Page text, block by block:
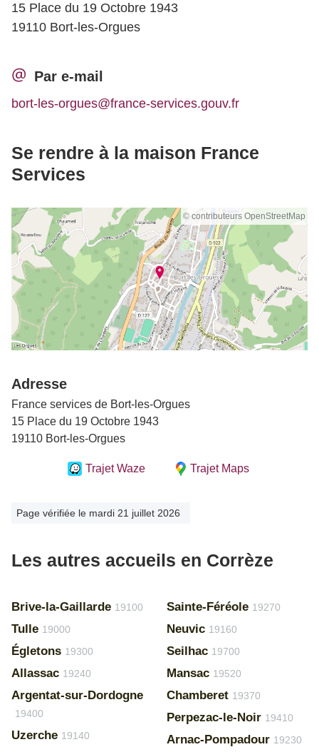
15 Place du 19 Octobre 1943
19110 Bort-les-Orgues
Par e-mail
bort-les-orgues@france-services.gouv.fr
Se rendre à la maison France
Services
© contributeurs OpenStreetMap
Adresse
France services de Bort-les-Orgues
15 Place du 19 Octobre 1943
19110 Bort-les-Orgues
Trajet Waze Trajet Maps
Page vérifiée le mardi 21 juillet 2026
Les autres accueils en Corrèze
Brive-la-Gaillarde 19100
Tulle 19000
Égletons 19300
Allassac 19240
Argentat-sur-Dordogne
19400
Uzerche 19140
Sainte-Féréole 19270
Neuvic 19160
Seilhac 19700
Mansac 19520
Chamberet 19370
Perpezac-le-Noir 19410
Arnac-Pompadour 19230